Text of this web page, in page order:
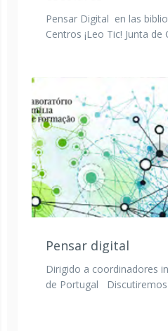
Pensar Digital en las
Centros ¡Leo Tic! Junta
Pensar digital
Dirigido a coordinadores
de Portugal Discutiremos